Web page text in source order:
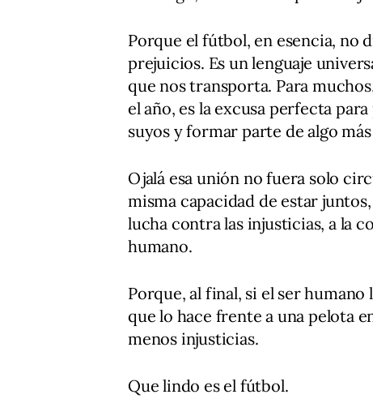
Porque el fútbol, en esencia, no
prejuicios. Es un lenguaje
que nos transporta. Para
el año, es la excusa perfecta
suyos y formar parte de algo
Ojalá esa unión no fuera solo
misma capacidad de estar
lucha contra las injusticias, a la
humano.
Porque, al final, si el ser
que lo hace frente a una pelota
menos injusticias.
Que lindo es el fútbol.